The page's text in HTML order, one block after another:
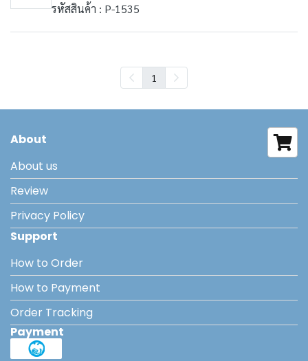
รหัสสินค้า : P-1535
1
About
About us
Review
Privacy Policy
Support
How to Order
How to Payment
Order Tracking
Payment